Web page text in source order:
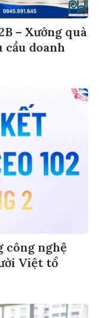
– Xưởng quà
doanh
công nghệ
Việt tổ